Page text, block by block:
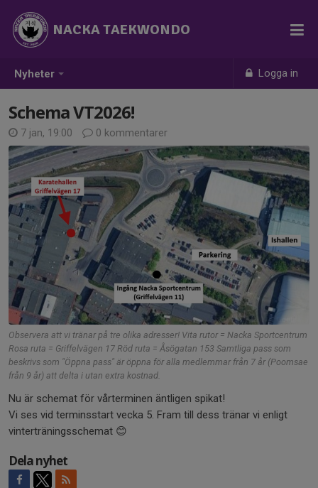
Nyheter Logga in
NACKA TAEKWONDO
Schema VT2026!
7 jan, 19:00 0 kommentarer
Observera att vi tränar på tre olika adresser! Vita rutor = Nacka Sportcentrum
Rosa ruta = Griffelvägen 17 Röd ruta = Åsögatan 153 Samtliga pass som
beskrivs som "Öppna pass" är öppna för alla medlemmar från 7 år (Poomsae
från 9 år) att delta i utan extra kostnad.
Nu är schemat för vårterminen äntligen spikat!
Vi ses vid terminsstart vecka 5. Fram till dess tränar vi enligt
vinterträningsschemat 😊
Dela nyhet